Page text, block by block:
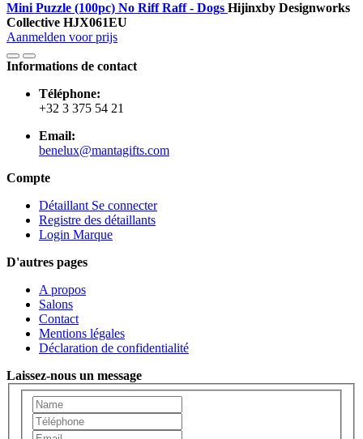
Mini Puzzle (100pc) No Riff Raff - Dogs Hijinxby Designworks
Collective HJX061EU
Aanmelden voor prijs
Informations de contact
Téléphone:
+32 3 375 54 21
Email:
benelux@mantagifts.com
Compte
Détaillant Se connecter
Registre des détaillants
Login Marque
D'autres pages
A propos
Salons
Contact
Mentions légales
Déclaration de confidentialité
Laissez-nous un message